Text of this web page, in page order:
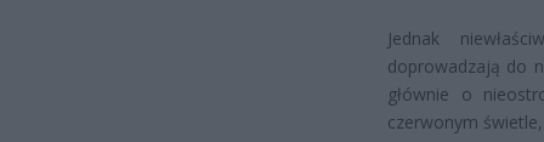
Jednak
doprowadzają do
głównie o
czerwonym